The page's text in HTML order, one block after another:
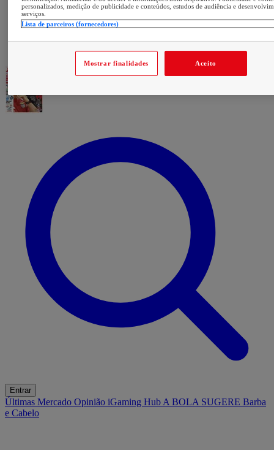
Entrar
Últimas Mercado Opinião iGaming Hub A BOLA SUGERE Barba
e Cabelo
personalizados, medição de publicidade e conteúdos, estudos de audiência e
serviços.
Lista de parceiros (fornecedores)
Mostrar finalidades Aceito